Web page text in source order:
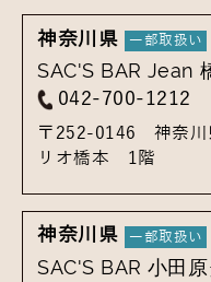
神奈川県
SAC'S BAR Jean
042-700-1212
〒252-0146 神奈
リオ橋本 1階
神奈川県
SAC'S BAR 小田